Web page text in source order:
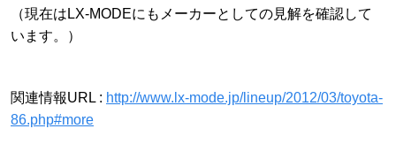
（現在はLX-MODEにもメーカーとしての見解を確認して
います。）
関連情報URL : http://www.lx-mode.jp/lineup/2012/03/toyota-
86.php#more